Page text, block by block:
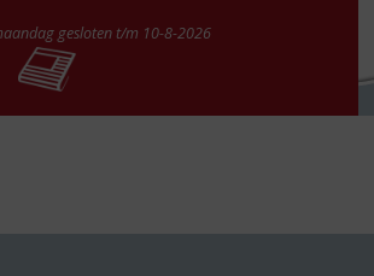
gesloten t/m 10-8-2026